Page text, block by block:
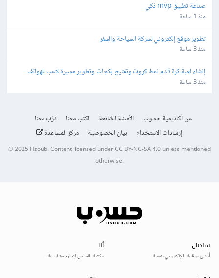
صناعة تطبيق mvp ذكي
منذ 1 ساعة
تطوير موقع إلكتروني لشركة السياحة والسفر
منذ 3 ساعة
إنشاء لعبة كرة قدم نمط كروت وتفتيح بكجات وتطوير مسيرة لاعب للهواتف
منذ 3 ساعة
عن أكاديمية حسوب الأسئلة الشائعة اكتب معنا
درّب معنا
إرشادات الاستخدام
بيان الخصوصية مركز المساعدة
© 2025 Hsoub.Content licensed underCC BY-NC-SA 4.0unless mentioned
otherwise.